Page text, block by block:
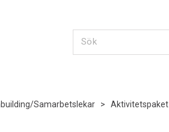
Samarbetslekar > Aktivitetspaket